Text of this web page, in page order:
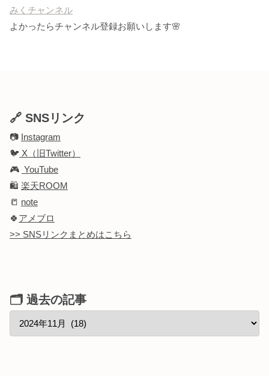
みくチャンネル
よかったらチャンネル登録お願いします🌸
🔗 SNSリンク
📷 Instagram
🐦 X（旧Twitter）
🎮 YouTube
🛍️ 楽天ROOM
📒 note
🍀アメブロ
>> SNSリンクまとめはこちら
🗂 過去の記事